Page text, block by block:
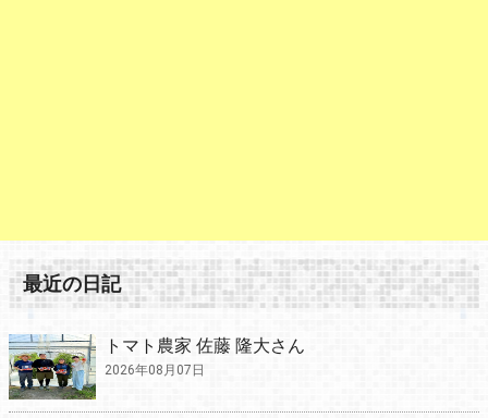
最近の日記
トマト農家 佐藤 隆大さん
2026年08月07日